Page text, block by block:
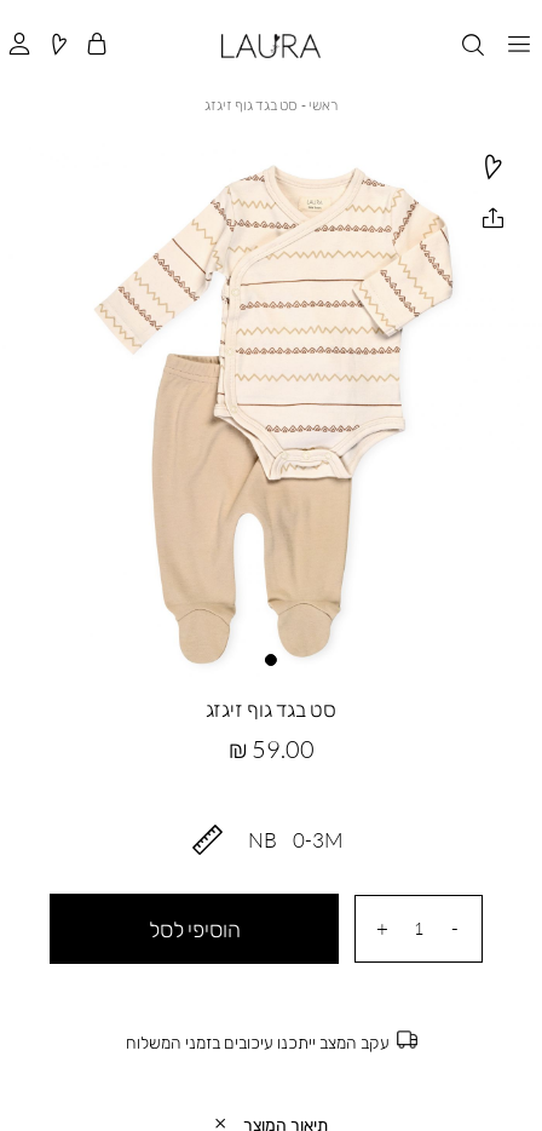
ראשי ראשי
סט בגד גוף זיגזג
סט בגד גוף זיגזג
מחיר
59.00 ₪
0-3M
NB
הוסיפי לסל
עקב המצב ייתכנו עיכובים בזמני המשלוח
תיאור המוצר